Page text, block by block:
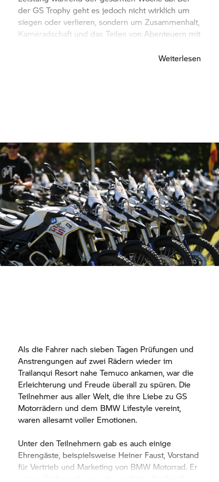
derGS Trophy geht es jedoch nicht wirklich um
siegen oder verlieren, sondern um Zusammenhalt,
Kameradschaft und das Teilen von Abenteuern mit
Weiterlesen
Als die Fahrer nach sieben Tagen Prüfungen und
Anstrengungen auf zwei Rädern wieder im
Trailanqui Resort nahe Temuco ankamen, war die
Erleichterung und Freude überall zu spüren. Die
Teilnehmer aus aller Welt, die ihre Liebe zu GS
Motorrädern und dem BMW Lifestyle vereint,
waren allesamt voller Emotionen.
Unter den Teilnehmern gab es auch einige
Ehrengäste, beispielsweise Heiner Faust, Vorstand
für Vertrieb und Marketing von BMW Motorrad. Er